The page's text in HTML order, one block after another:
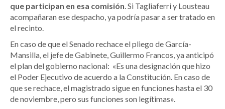
que participan en esa comisión. Si Tagliaferri y Lousteau
acompañaran ese despacho, ya podría pasar a ser tratado en
el recinto.
En caso de que el Senado rechace el pliego de García-
Mansilla, el jefe de Gabinete, Guillermo Francos, ya anticipó
el plan del gobierno nacional: «Es una designación que hizo
el Poder Ejecutivo de acuerdo a la Constitución. En caso de
que se rechace, el magistrado sigue en funciones hasta el 30
de noviembre, pero sus funciones son legítimas».